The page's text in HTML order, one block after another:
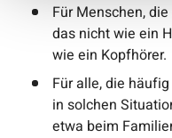
Für Menschen,
das nicht wie ein
wie ein Kopfhörer.
Für alle, die
in solchen
etwa beim